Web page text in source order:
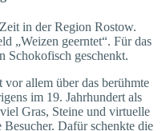
in der Region Rostow.
„Weizen geerntet“. Für das
Schokofisch geschenkt.
allem über das berühmte
im 19. Jahrhundert als
Gras, Steine und virtuelle
Dafür schenkte die